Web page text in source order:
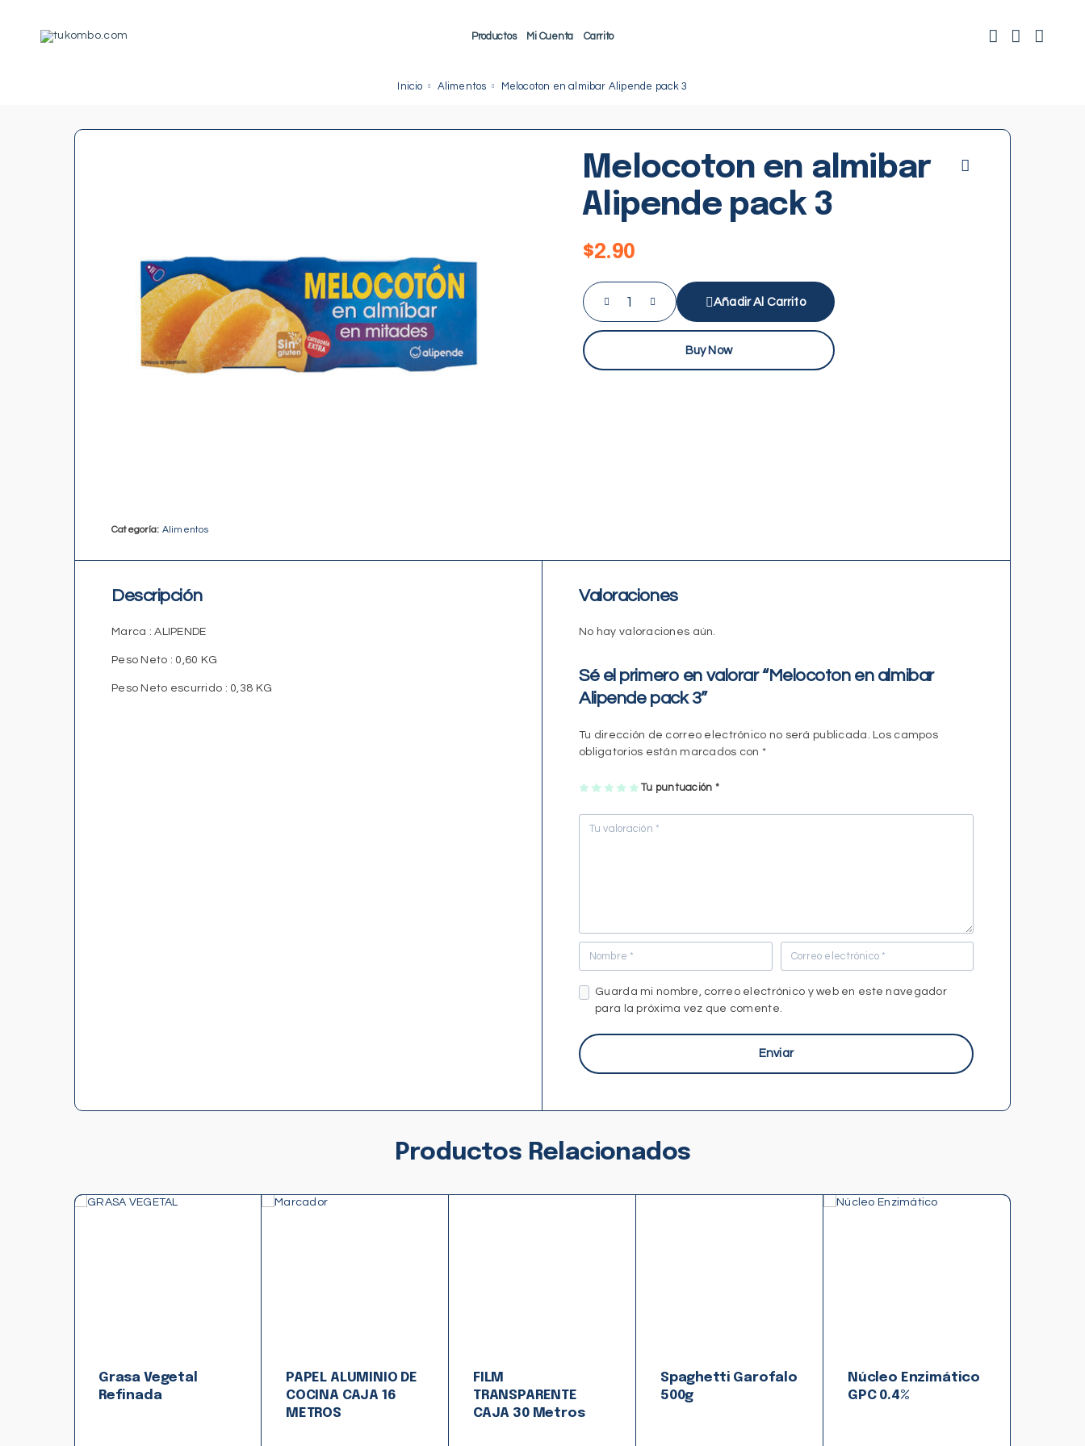
Productos Mi Cuenta Carrito
Inicio Alimentos Melocoton en almibar Alipende pack 3
Categoría: Alimentos
Melocoton en almibar
Alipende pack 3
$2.90
Añadir Al Carrito
Buy Now
Descripción
Marca : ALIPENDE
Peso Neto : 0,60 KG
Peso Neto escurrido : 0,38 KG
Valoraciones
No hay valoraciones aún.
Sé el primero en valorar “Melocoton en almibar
Alipende pack 3”
Tu dirección de correo electrónico no será publicada. Los campos
obligatorios están marcados con *
Tu puntuación *
1 2 3 4 5
Guarda mi nombre, correo electrónico y web en este navegador
para la próxima vez que comente.
Productos Relacionados
Grasa Vegetal
Refinada
PAPEL ALUMINIO DE
COCINA CAJA 16
METROS
FILM
TRANSPARENTE
CAJA 30 Metros
Spaghetti Garofalo
500g
Núcleo Enzimático
GPC 0.4%